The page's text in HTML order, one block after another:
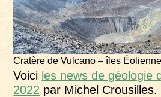
Cratère de Vulcano – îles
Voici les news de géologie
2022 par Michel Crousilles.